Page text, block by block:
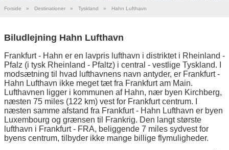
Forside » Destinationer » Tyskland » Hahn Lufthavn
Biludlejning Hahn Lufthavn
Frankfurt - Hahn er en lavpris lufthavn i distriktet i Rheinland -
Pfalz (i tysk Rheinland - Pfaltz) i central - vestlige Tyskland. I
modsætning til hvad lufthavnens navn antyder, er Frankfurt -
Hahn Lufthavn ikke meget tæt fra Frankfurt am Main.
Lufthavnen ligger i kommunen af Hahn, nær byen Kirchberg,
næsten 75 miles (122 km) vest for Frankfurt centrum. I
næsten samme afstand fra Frankfurt - Hahn Lufthavn er byen
Luxembourg og grænsen til Frankrig. Den langt største
lufthavn i Frankfurt - FRA, beliggende 7 miles sydvest for
byens centrum, tilbyder ikke mange billige flymuligheder.